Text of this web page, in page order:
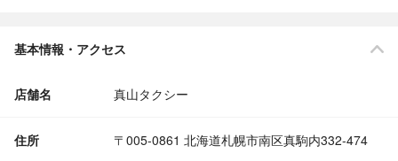
基本情報・アクセス
店舗名 真山タクシー
住所 〒005-0861 北海道札幌市南区真駒内332-474